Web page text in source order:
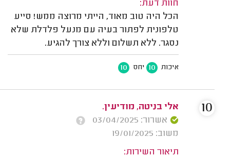
חוות דעת:
הכל היה טוב מאוד, הייתי מרוצה ממש! סייע
טלפונית לפתור בעיה עם מנעל פלדלת שלא
נסגר. ללא תשלום וללא צורך להגיע.
איכות 10 יחס 10
אלי בניטה, מודיעין.
אשרור: 03/04/2025
משוב: 19/01/2025
תיאור השירות:
10